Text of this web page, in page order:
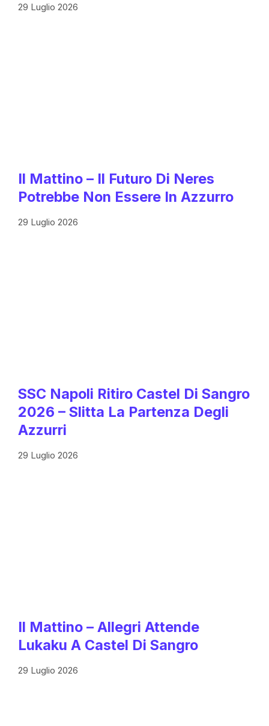
29 Luglio 2026
Il Mattino – Il Futuro Di Neres
Potrebbe Non Essere In Azzurro
29 Luglio 2026
SSC Napoli Ritiro Castel Di Sangro
2026 – Slitta La Partenza Degli
Azzurri
29 Luglio 2026
Il Mattino – Allegri Attende
Lukaku A Castel Di Sangro
29 Luglio 2026